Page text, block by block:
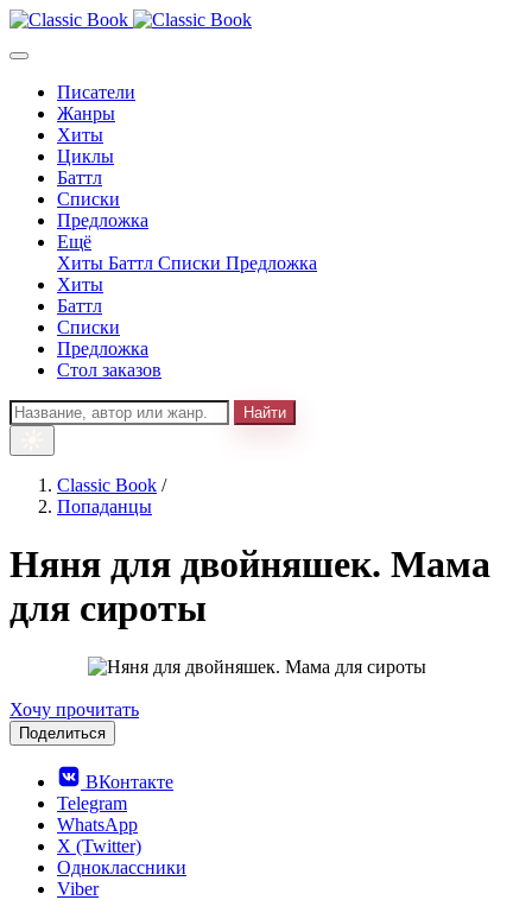
Писатели
Жанры
Хиты
Циклы
Баттл
Списки
Предложка
Ещё
Хиты Баттл Списки Предложка
Хиты
Баттл
Списки
Предложка
Стол заказов
Найти
Classic Book /
Попаданцы
Няня для двойняшек. Мама
для сироты
Хочу прочитать
Поделиться
ВКонтакте
Telegram
WhatsApp
X (Twitter)
Одноклассники
Viber